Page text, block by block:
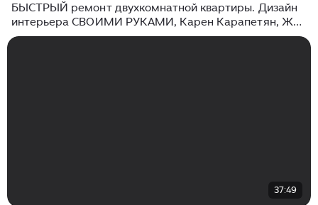
БЫСТРЫЙ ремонт двухкомнатной квартиры. Дизайн
интерьера СВОИМИ РУКАМИ, Карен Карапетян, ЖК
Династия
37:49